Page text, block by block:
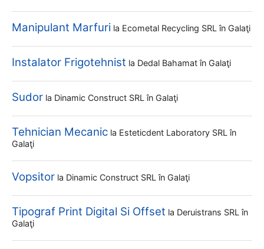
Manipulant Marfuri la Ecometal Recycling SRL în Galaţi
Instalator Frigotehnist la Dedal Bahamat în Galaţi
Sudor la Dinamic Construct SRL în Galaţi
Tehnician Mecanic la Esteticdent Laboratory SRL în
Galaţi
Vopsitor la Dinamic Construct SRL în Galaţi
Tipograf Print Digital Si Offset la Deruistrans SRL în
Galaţi